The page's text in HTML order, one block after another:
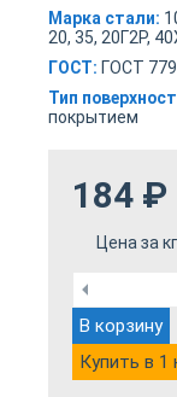
Марка стали:
20, 35, 20Г2Р,
ГОСТ: ГОСТ
Тип
покрытием
184 ₽
Цена за
В корзину
Купить в 1